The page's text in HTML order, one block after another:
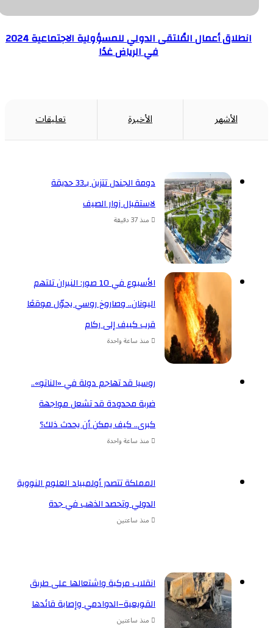
جدة
الإسلامي
الاجتماعية
2024
انطلاق أعمال المُلتقى الدولي للمسؤولية الاجتماعية 2024
في الرياض غدًا
الأشهر الأخيرة تعليقات
دومة الجندل تتزين بـ33 حديقة
لاستقبال زوار الصيف
منذ 37 دقيقة
الأسبوع في 10 صور: النيران تلتهم
اليونان.. وصاروخ روسي يحوّل موقعًا
قرب كييف إلى ركام
منذ ساعة واحدة
روسيا قد تهاجم دولة في «الناتو»..
ضربة محدودة قد تشعل مواجهة
كبرى.. كيف يمكن أن يحدث ذلك؟
منذ ساعة واحدة
المملكة تتصدر أولمبياد العلوم النووية
الدولي وتحصد الذهب في جدة
منذ ساعتين
انقلاب مركبة واشتعالها على طريق
القويعية–الدوادمي وإصابة قائدها
منذ ساعتين